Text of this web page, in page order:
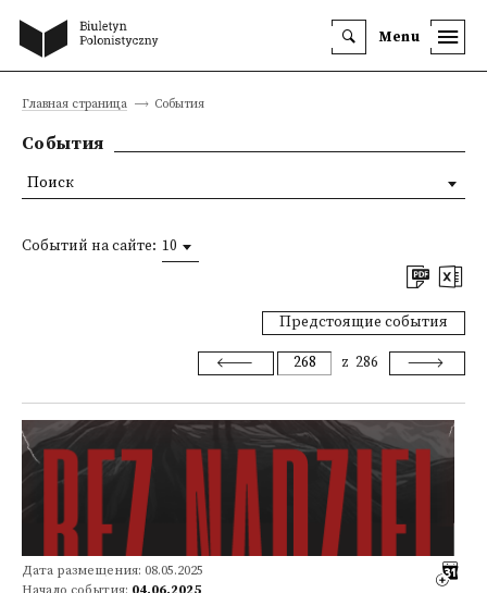
Menu
Главная страница События
События
Событий на сайте: 10
Предстоящие события
z 286
Дата размещения: 08.05.2025
Поиск